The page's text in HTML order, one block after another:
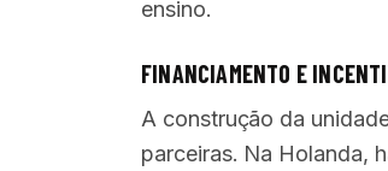
ensino.
FINANCIAMENTO E
A construção da
parceiras. Na Holanda,